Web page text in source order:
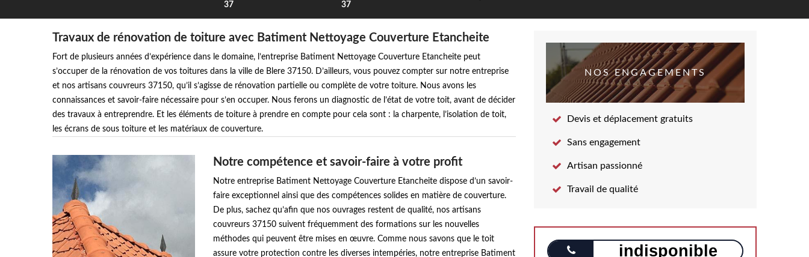
37
37
Travaux de rénovation de toiture avec Batiment Nettoyage Couverture Etancheite
Fort de plusieurs années d’expérience dans le domaine, l’entreprise Batiment Nettoyage Couverture Etancheite peut
s’occuper de la rénovation de vos toitures dans la ville de Blere 37150. D’ailleurs, vous pouvez compter sur notre entreprise
et nos artisans couvreurs 37150, qu’il s’agisse de rénovation partielle ou complète de votre toiture. Nous avons les
connaissances et savoir-faire nécessaire pour s’en occuper. Nous ferons un diagnostic de l’état de votre toit, avant de décider
des travaux à entreprendre. Et les éléments de toiture à prendre en compte pour cela sont : la charpente, l’isolation de toit,
les écrans de sous toiture et les matériaux de couverture.
Notre compétence et savoir-faire à votre profit
Notre entreprise Batiment Nettoyage Couverture Etancheite dispose d’un savoir-
faire exceptionnel ainsi que des compétences solides en matière de couverture.
De plus, sachez qu’afin que nos ouvrages restent de qualité, nos artisans
couvreurs 37150 suivent fréquemment des formations sur les nouvelles
méthodes qui peuvent être mises en œuvre. Comme nous savons que le toit
assure votre protection contre les diverses intempéries, notre entreprise Batiment
NOS ENGAGEMENTS
Devis et déplacement gratuits
Sans engagement
Artisan passionné
Travail de qualité
indisponible